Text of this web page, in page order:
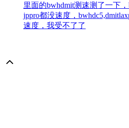
里面的bwhdmit测速测了一下
jppro都没速度，
速度，我受不了了